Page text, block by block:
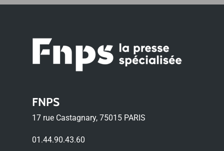
FNPS
17 rue Castagnary, 75015 PARIS
01.44.90.43.60